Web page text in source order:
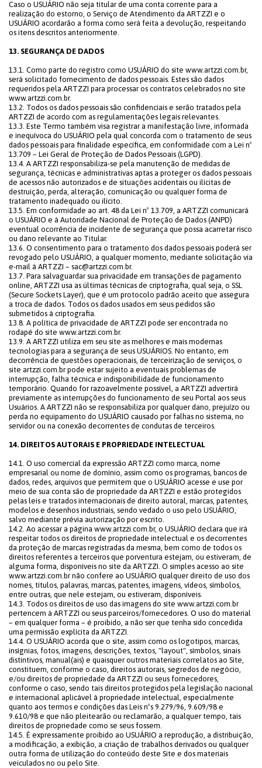
Caso o USUÁRIO não seja titular de uma conta corrente para a
realização do estorno, o Serviço de Atendimento da ARTZZI e o
USUÁRIO acordarão a forma como será feita a devolução, respeitando
os itens descritos anteriormente.
13. SEGURANÇA DE DADOS
13.1. Como parte do registro como USUÁRIO do site www.artzzi.com.br,
será solicitado fornecimento de dados pessoais. Estes são dados
requeridos pela ARTZZI para processar os contratos celebrados no site
www.artzzi.com.br.
13.2. Todos os dados pessoais são confidenciais e serão tratados pela
ARTZZI de acordo com as regulamentações legais relevantes.
13.3. Este Termo também visa registrar a manifestação livre, informada
e inequívoca do USUÁRIO pela qual concorda com o tratamento de seus
dados pessoais para finalidade específica, em conformidade com a Lei nº
13.709 – Lei Geral de Proteção de Dados Pessoais (LGPD).
13.4. A ARTZZI responsabiliza-se pela manutenção de medidas de
segurança, técnicas e administrativas aptas a proteger os dados pessoais
de acessos não autorizados e de situações acidentais ou ilícitas de
destruição, perda, alteração, comunicação ou qualquer forma de
tratamento inadequado ou ilícito.
13.5. Em conformidade ao art. 48 da Lei nº 13.709, a ARTZZI comunicará
o USUÁRIO e à Autoridade Nacional de Proteção de Dados (ANPD)
eventual ocorrência de incidente de segurança que possa acarretar risco
ou dano relevante ao Titular.
13.6. O consentimento para o tratamento dos dados pessoais poderá ser
revogado pelo USUÁRIO, a qualquer momento, mediante solicitação via
e-mail à ARTZZI – sac@artzzi.com.br.
13.7. Para salvaguardar sua privacidade em transações de pagamento
online, ARTZZI usa as últimas técnicas de criptografia, qual seja, o SSL
(Secure Sockets Layer), que é um protocolo padrão aceito que assegura
a troca de dados. Todos os dados usados em seus pedidos são
submetidos à criptografia.
13.8. A política de privacidade de ARTZZI pode ser encontrada no
rodapé do site www.artzzi.com.br.
13.9. A ARTZZI utiliza em seu site as melhores e mais modernas
tecnologias para a segurança de seus USUÁRIOS. No entanto, em
decorrência de questões operacionais, de terceirização de serviços, o
site artzzi.com.br pode estar sujeito a eventuais problemas de
interrupção, falha técnica e indisponibilidade de funcionamento
temporário. Quando for razoavelmente possível, a ARTZZI advertirá
previamente as interrupções do funcionamento de seu Portal aos seus
Usuários. A ARTZZI não se responsabiliza por qualquer dano, prejuízo ou
perda no equipamento do USUÁRIO causado por falhas no sistema, no
servidor ou na conexão decorrentes de condutas de terceiros.
14. DIREITOS AUTORAIS E PROPRIEDADE INTELECTUAL
14.1. O uso comercial da expressão ARTZZI como marca, nome
empresarial ou nome de domínio, assim como os programas, bancos de
dados, redes, arquivos que permitem que o USUÁRIO acesse e use por
meio de sua conta são de propriedade da ARTZZI e estão protegidos
pelas leis e tratados internacionais de direito autoral, marcas, patentes,
modelos e desenhos industriais, sendo vedado o uso pelo USUÁRIO,
salvo mediante prévia autorização por escrito.
14.2. Ao acessar a página www.artzzi.com.br, o USUÁRIO declara que irá
respeitar todos os direitos de propriedade intelectual e os decorrentes
da proteção de marcas registradas da mesma, bem como de todos os
direitos referentes a terceiros que porventura estejam, ou estiveram, de
alguma forma, disponíveis no site da ARTZZI. O simples acesso ao site
www.artzzi.com.br não confere ao USUÁRIO qualquer direito de uso dos
nomes, títulos, palavras, marcas, patentes, imagens, vídeos, símbolos,
entre outras, que nele estejam, ou estiveram, disponíveis.
14.3. Todos os direitos de uso das imagens do site www.artzzi.com.br
pertencem à ARTZZI ou seus parceiros/fornecedores. O uso do material
– em qualquer forma – é proibido, a não ser que tenha sido concedida
uma permissão explícita da ARTZZI.
14.4. O USUÁRIO acorda que o site, assim como os logotipos, marcas,
insígnias, fotos, imagens, descrições, textos, "layout", símbolos, sinais
distintivos, manual(ais) e quaisquer outros materiais correlatos ao Site,
constituem, conforme o caso, direitos autorais, segredos de negócio,
e/ou direitos de propriedade da ARTZZI ou seus fornecedores,
conforme o caso, sendo tais direitos protegidos pela legislação nacional
e internacional aplicável à propriedade intelectual, especialmente
quanto aos termos e condições das Leis nºs 9.279/96, 9.609/98 e
9.610/98 e que não pleitearão ou reclamarão, a qualquer tempo, tais
direitos de propriedade como se seus fossem.
14.5. É expressamente proibido ao USUÁRIO a reprodução, a distribuição,
a modificação, a exibição, a criação de trabalhos derivados ou qualquer
outra forma de utilização do conteúdo deste Site e dos materiais
veiculados no ou pelo Site.